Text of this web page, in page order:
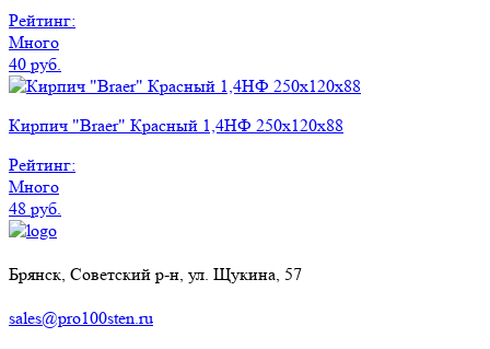
Рейтинг:
Много
40 руб.
Кирпич "Braer" Красный 1,4НФ 250х120х88
Рейтинг:
Много
48 руб.
Брянск, Советский р-н, ул. Щукина, 57
sales@pro100sten.ru